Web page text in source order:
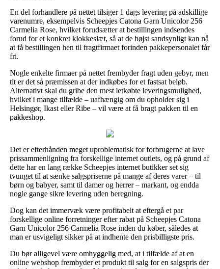
En del forhandlere på nettet tilsiger 1 dags levering på adskillige
varenumre, eksempelvis Scheepjes Catona Garn Unicolor 256
Carmelia Rose, hvilket forudsætter at bestillingen indsendes
forud for et konkret klokkeslæt, så at de højst sandsynligt kan nå
at få bestillingen hen til fragtfirmaet forinden pakkepersonalet får
fri.
Nogle enkelte firmaer på nettet frembyder fragt uden gebyr, men
tit er det så præmissen at der indkøbes for et fastsat beløb.
Alternativt skal du gribe den mest letkøbte leveringsmulighed,
hvilket i mange tilfælde – uafhængig om du opholder sig i
Helsingør, Ikast eller Ribe – vil være at få bragt pakken til en
pakkeshop.
Det er efterhånden meget uproblematisk for forbrugerne at lave
prissammenligning fra forskellige internet outlets, og på grund af
dette har en lang række Scheepjes internet butikker set sig
tvunget til at sænke salgspriserne på mange af deres varer – til
børn og babyer, samt til damer og herrer – markant, og endda
nogle gange sikre levering uden beregning.
Dog kan det immervæk være profitabelt at eftergå et par
forskellige online forretninger efter rabat på Scheepjes Catona
Garn Unicolor 256 Carmelia Rose inden du køber, således at
man er usvigeligt sikker på at indhente den prisbilligste pris.
Du bør alligevel være omhyggelig med, at i tilfælde af at en
online webshop frembyder et produkt til salg for en salgspris der